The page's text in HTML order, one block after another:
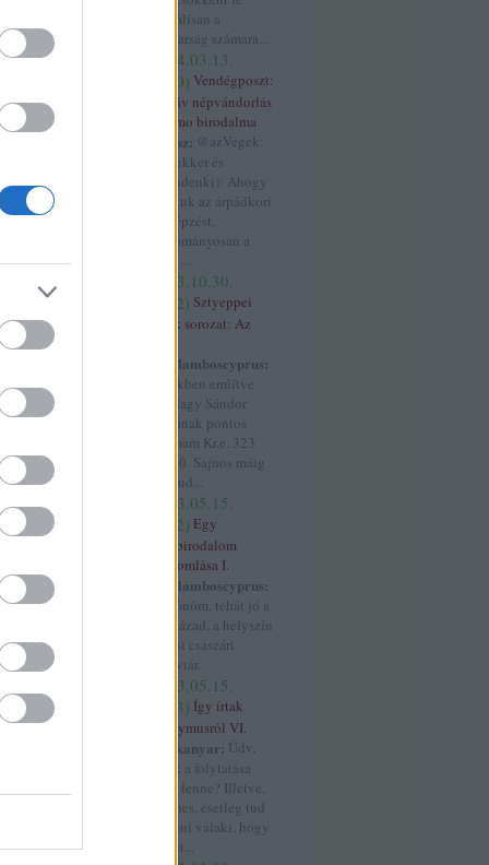
radikálisan a
magyarság számará...
2024.03.13.
17:50) Vendégposzt:
A szláv népvándorlás
és Samo birodalma
kotyesz: @azVégek:
(@prukker és
@mindenki): Ahogy
tanultuk az árpádkori
névképzést,
hagyományosan a
török ...
2023.10.30.
00:02 ) Sztyeppei
népek sorozat: Az
Haralamboscyprus:
A cikkben említve
van Nagy Sándor
halálának pontos
dátumam Kr.e. 323
jun. 10. Sajnos máig
nem tud...
2023.05.15.
05:12 ) Egy
világbirodalom
összeomlása I.
Haralamboscyprus:
Köszönöm, tehát jó a
17. század, a helyszín
a bécsi császári
könyvtár.
2023.05.15.
04:43 ) Így írtak
Anonymusról VI.
hajtűkanyar: Üdv,
ennek a folytatása
merre lenne? Illetve,
ha nincs, esetleg tud
segíteni valaki, hogy
Szt. Ist...
)
(3)
7) antant
(4)ázsia
birtok (3
birodalom
) cixi
creative assembly
dalmácia
dánok (3
3
europa
3)fasiszták
4)finnugor
(8
franciák
4
(6)
(3)grúzok
handel (3
havaselve
(3)hohenstauf
(3
horthy
(9)iii béla
(4)